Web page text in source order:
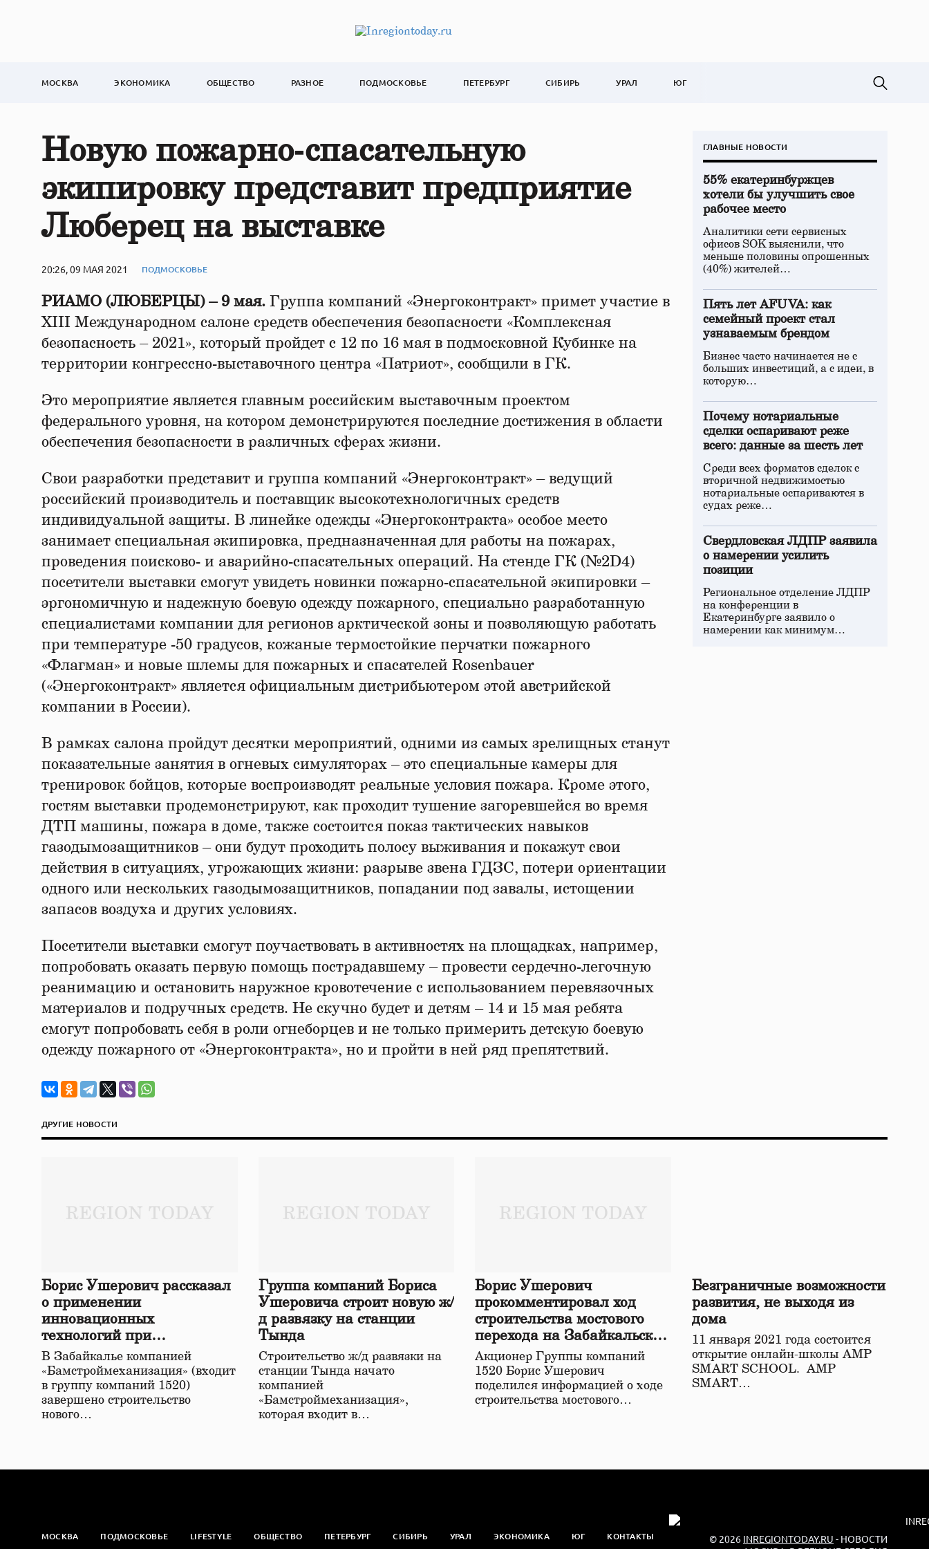
МОСКВА ЭКОНОМИКА ОБЩЕСТВО РАЗНОЕ ПОДМОСКОВЬЕ ПЕТЕРБУРГ СИБИРЬ УРАЛ ЮГ
Новую пожарно‑спасательную
экипировку представит предприятие
Люберец на выставке
20:26, 09 МАЯ 2021 ПОДМОСКОВЬЕ
РИАМО (ЛЮБЕРЦЫ) – 9 мая. Группа компаний «Энергоконтракт» примет участие в
XIII Международном салоне средств обеспечения безопасности «Комплексная
безопасность – 2021», который пройдет с 12 по 16 мая в подмосковной Кубинке на
территории конгрессно-выставочного центра «Патриот», сообщили в ГК.
Это мероприятие является главным российским выставочным проектом
федерального уровня, на котором демонстрируются последние достижения в области
обеспечения безопасности в различных сферах жизни.
Свои разработки представит и группа компаний «Энергоконтракт» – ведущий
российский производитель и поставщик высокотехнологичных средств
индивидуальной защиты. В линейке одежды «Энергоконтракта» особое место
занимает специальная экипировка, предназначенная для работы на пожарах,
проведения поисково- и аварийно-спасательных операций. На стенде ГК (№2D4)
посетители выставки смогут увидеть новинки пожарно-спасательной экипировки –
эргономичную и надежную боевую одежду пожарного, специально разработанную
специалистами компании для регионов арктической зоны и позволяющую работать
при температуре -50 градусов, кожаные термостойкие перчатки пожарного
«Флагман» и новые шлемы для пожарных и спасателей Rosenbauer
(«Энергоконтракт» является официальным дистрибьютером этой австрийской
компании в России).
В рамках салона пройдут десятки мероприятий, одними из самых зрелищных станут
показательные занятия в огневых симуляторах – это специальные камеры для
тренировок бойцов, которые воспроизводят реальные условия пожара. Кроме этого,
гостям выставки продемонстрируют, как проходит тушение загоревшейся во время
ДТП машины, пожара в доме, также состоится показ тактических навыков
газодымозащитников – они будут проходить полосу выживания и покажут свои
действия в ситуациях, угрожающих жизни: разрыве звена ГДЗС, потери ориентации
одного или нескольких газодымозащитников, попадании под завалы, истощении
запасов воздуха и других условиях.
Посетители выставки смогут поучаствовать в активностях на площадках, например,
попробовать оказать первую помощь пострадавшему – провести сердечно-легочную
реанимацию и остановить наружное кровотечение с использованием перевязочных
материалов и подручных средств. Не скучно будет и детям – 14 и 15 мая ребята
смогут попробовать себя в роли огнеборцев и не только примерить детскую боевую
одежду пожарного от «Энергоконтракта», но и пройти в ней ряд препятствий.
ГЛАВНЫЕ НОВОСТИ
55% екатеринбуржцев
хотели бы улучшить свое
рабочее место
Аналитики сети сервисных
офисов SOK выяснили, что
меньше половины опрошенных
(40%) жителей…
Пять лет AFUVA: как
семейный проект стал
узнаваемым брендом
Бизнес часто начинается не с
больших инвестиций, а с идеи, в
которую…
Почему нотариальные
сделки оспаривают реже
всего: данные за шесть лет
Среди всех форматов сделок с
вторичной недвижимостью
нотариальные оспариваются в
судах реже…
Свердловская ЛДПР заявила
о намерении усилить
позиции
Региональное отделение ЛДПР
на конференции в
Екатеринбурге заявило о
намерении как минимум…
ДРУГИЕ НОВОСТИ
Борис Ушерович рассказал
о применении
инновационных
технологий при
строительстве нового моста
в Забайкалье
В Забайкалье компанией
«Бамстроймеханизация» (входит
в группу компаний 1520)
завершено строительство
нового…
Группа компаний Бориса
Ушеровича строит новую ж/
д развязку на станции
Тында
Строительство ж/д развязки на
станции Тында начато
компанией
«Бамстроймеханизация»,
которая входит в…
Борис Ушерович
прокомментировал ход
строительства мостового
перехода на Забайкальской
железной дороге
Акционер Группы компаний
1520 Борис Ушерович
поделился информацией о ходе
строительства мостового…
Безграничные возможности
развития, не выходя из
дома
11 января 2021 года состоится
открытие онлайн-школы АМР
SMART SCHOOL. АМР
SMART…
МОСКВА ПОДМОСКОВЬЕ LIFESTYLE ОБЩЕСТВО ПЕТЕРБУРГ СИБИРЬ УРАЛ ЭКОНОМИКА ЮГ КОНТАКТЫ © 2026 INREGIONTODAY.RU - НОВОСТИ